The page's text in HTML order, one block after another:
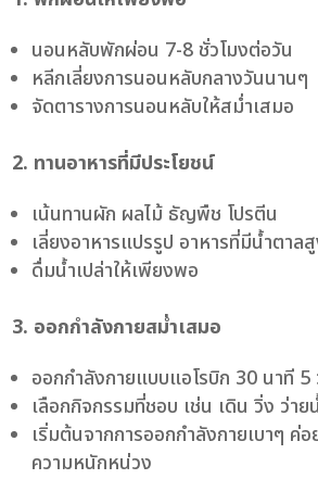
นอนหลับพักผ่อน 7-8 ชั่วโมงต่อวัน
หลีกเลี่ยงการนอนหลับกลางวันนานๆ
จัดตารางการนอนหลับให้สม่ำเสมอ
2. ทานอาหารที่มีประโยชน์
เน้นทานผัก ผลไม้ ธัญพืช โปรตีน
เลี่ยงอาหารแปรรูป อาหารที่มีน้ำตาล
ดื่มน้ำเปล่าให้เพียงพอ
3. ออกกำลังกายสม่ำเสมอ
ออกกำลังกายแบบแอโรบิก 30 นาที
เลือกกิจกรรมที่ชอบ เช่น เดิน วิ่ง ว่า
เริ่มต้นจากการออกกำลังกายเบาๆ ค่อ
ความหนักหน่วง